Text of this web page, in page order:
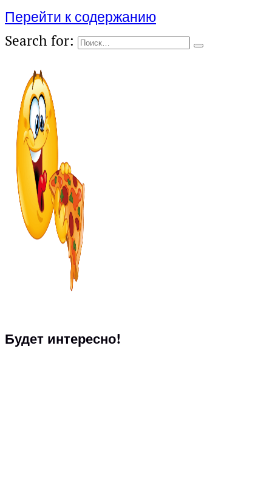
Перейти к содержанию
Search for:
Будет интересно!